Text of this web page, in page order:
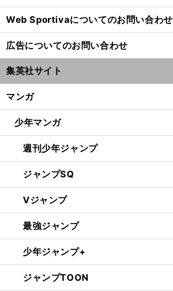
Web Sportivaについてのお問い合わせ
広告についてのお問い合わせ
集英社サイト
マンガ
少年マンガ
週刊少年ジャンプ
ジャンプSQ
Vジャンプ
最強ジャンプ
少年ジャンプ+
ジャンプTOON